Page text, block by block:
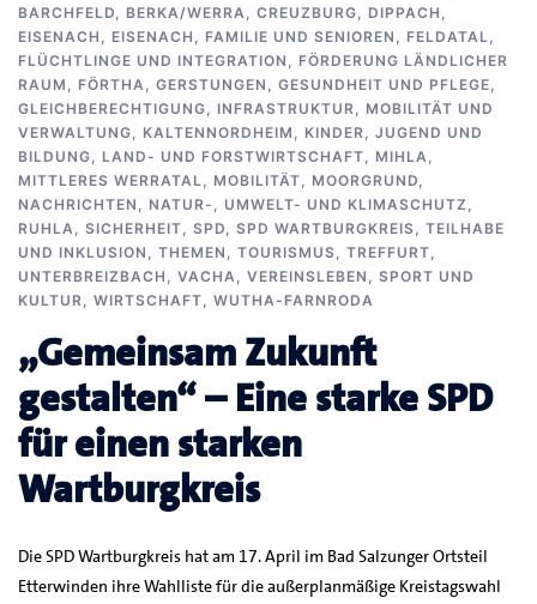
BARCHFELD, BERKA/WERRA, CREUZBURG, DIPPACH ,
EISENACH , EISENACH , FAMILIE UND SENIOREN , FELDATAL,
FLÜCHTLINGE UND INTEGRATION , FÖRDERUNG LÄNDLICHER
RAUM , FÖRTHA, GERSTUNGEN , GESUNDHEIT UND PFLEGE,
GLEICHBERECHTIGUNG, INFRASTRUKTUR, MOBILITÄT UND
VERWALTUNG, KALTENNORDHEIM , KINDER, JUGEND UND
BILDUNG, LAND- UND FORSTWIRTSCHAFT, MIHLA,
MITTLERES WERRATAL, MOBILITÄT, MOORGRUND,
NACHRICHTEN , NATUR-, UMWELT- UND KLIMASCHUTZ ,
RUHLA, SICHERHEIT, SPD, SPD WARTBURGKREIS, TEILHABE
UND INKLUSION , THEMEN , TOURISMUS, TREFFURT,
UNTERBREIZBACH , VACHA, VEREINSLEBEN, SPORT UND
KULTUR, WIRTSCHAFT, WUTHA-FARNRODA
„Gemeinsam Zukunft
gestalten“ – Eine starke SPD
für einen starken
Wartburgkreis
Die SPD Wartburgkreis hat am 17. April im Bad Salzunger Ortsteil
Etterwinden ihre Wahlliste für die außerplanmäßige Kreistagswahl